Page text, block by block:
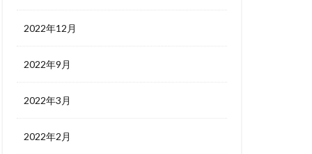
2022年12月
2022年9月
2022年3月
2022年2月